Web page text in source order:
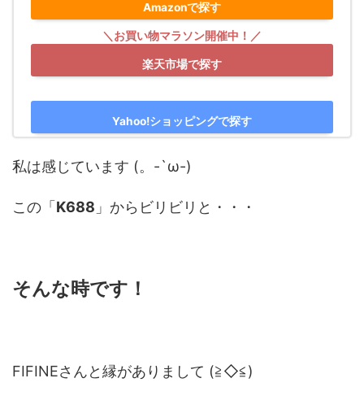
Amazonで探す
楽天市場で探す
Yahoo!ショッピングで探す
私は感じています (。-`ω-)
この「 K688 」からビリビリと・・・
そんな時です！
FIFINEさんと縁がありまして (≧◇≦)